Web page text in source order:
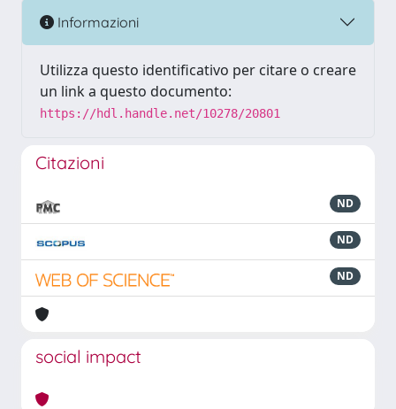
Informazioni
Utilizza questo identificativo per citare o creare
un link a questo documento:
https://hdl.handle.net/10278/20801
Citazioni
ND
ND
ND
social impact